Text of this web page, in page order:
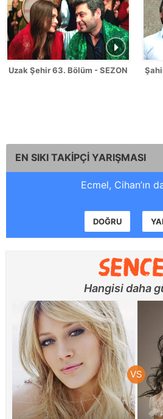
Uzak Şehir 63. Bölüm - SEZON FİNALİ
EN SIKI TAKİPÇİ YARIŞMASI
Ecmel, Cihan’ın
DOĞRU
Hangisi daha